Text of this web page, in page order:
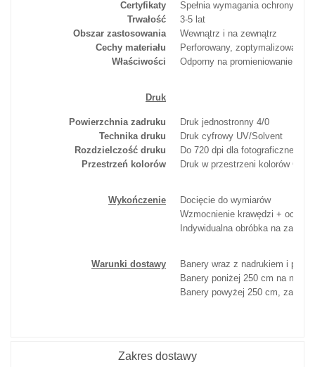
Certyfikaty
Trwałość
Obszar zastosowania
Cechy materiału
Właściwości
Spełnia wymagania ochrony
3-5 lat
Wewnątrz i na zewnątrz
Perforowany, zoptymalizowany
Odporny na promieniowanie UV
Druk
Powierzchnia zadruku
Technika druku
Rozdzielczość druku
Przestrzeń kolorów
Druk jednostronny 4/0
Druk cyfrowy UV/Solvent
Do 720 dpi dla fotograficznej
Druk w przestrzeni kolorów
Wykończenie
Docięcie do wymiarów
Wzmocnienie krawędzi +
Indywidualna obróbka na
Warunki dostawy
Banery wraz z nadrukiem i
Banery poniżej 250 cm na
Banery powyżej 250 cm, za
Zakres dostawy